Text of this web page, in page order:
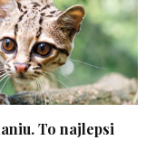
To najlepsi